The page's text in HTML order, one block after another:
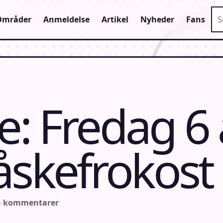
Anmeldelse Artikel Nyheder Fans
Fredag
kommentarer